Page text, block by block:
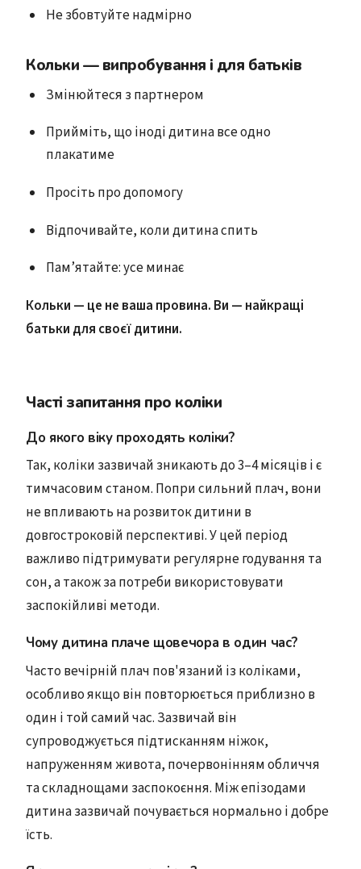
Не збовтуйте надмірно
Кольки — випробування і для батьків
Змінюйтеся з партнером
Прийміть, що іноді дитина все одно
плакатиме
Просіть про допомогу
Відпочивайте, коли дитина спить
Пам’ятайте: усе минає
Кольки — це не ваша провина. Ви — найкращі
батьки для своєї дитини.
Часті запитання про коліки
До якого віку проходять коліки?
Так, коліки зазвичай зникають до 3–4 місяців і є
тимчасовим станом. Попри сильний плач, вони
не впливають на розвиток дитини в
довгостроковій перспективі. У цей період
важливо підтримувати регулярне годування та
сон, а також за потреби використовувати
заспокійливі методи.
Чому дитина плаче щовечора в один час?
Часто вечірній плач пов'язаний із коліками,
особливо якщо він повторюється приблизно в
один і той самий час. Зазвичай він
супроводжується підтисканням ніжок,
напруженням живота, почервонінням обличчя
та складнощами заспокоєння. Між епізодами
дитина зазвичай почувається нормально і добре
їсть.